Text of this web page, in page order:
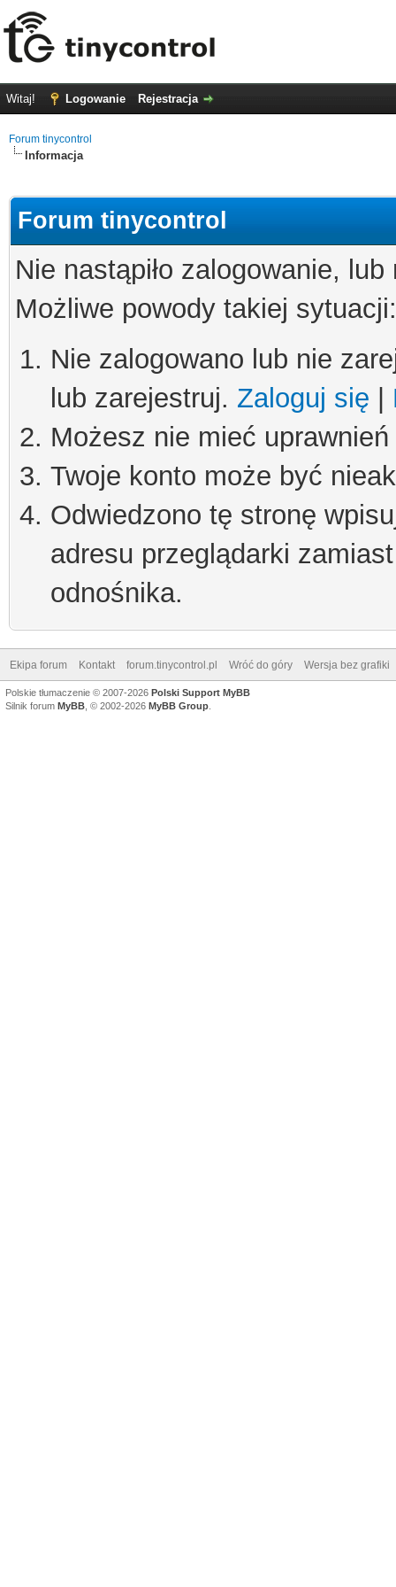
Witaj! Logowanie Rejestracja
Forum tinycontrol
Informacja
Forum tinycontrol
Nie nastąpiło zalogowanie,
Możliwe powody takiej sytuacji:
Nie zalogowano lub nie
lub zarejestruj. Zaloguj się
Możesz nie mieć
Twoje konto może być
Odwiedzono tę stronę
adresu przeglądarki
odnośnika.
Ekipa forum Kontakt forum.tinycontrol.pl Wróć do góry Wersja bez grafiki
Polskie tłumaczenie © 2007-2026 Polski Support MyBB
Silnik forum MyBB , © 2002-2026 MyBB Group